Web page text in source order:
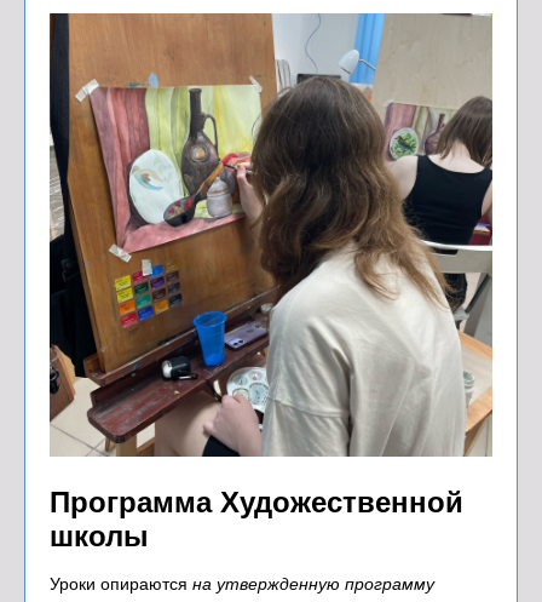
Программа Художественной
школы
Уроки опираются на утвержденную программу